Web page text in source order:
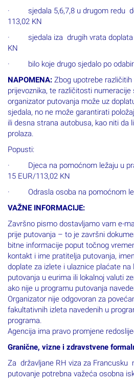
· sjedala 5,6,7,8 u drugom redu
113,02 KN
· sjedala iza drugih vrata doplata
KN
· bilo koje drugo sjedalo po
NAPOMENA: Zbog upotrebe
prijevoznika, te različitosti numeracije
organizator putovanja može uz
sjedala, no ne može garantirati
ili desna strana autobusa, kao niti da
prolaza.
Popusti:
· Djeca na pomoćnom ležaju u
15 EUR/113,02 KN
· Odrasla osoba na pomoćnom
VAŽNE INFORMACIJE:
Završno pismo dostavljamo vam e-
prije putovanja – to je završni
bitne informacije poput točnog
kontakt i ime pratitelja putovanja,
doplate za izlete i ulaznice plaćate
putovanja u eurima ili lokalnoj valuti
ako nije u programu putovanja
Organizator nije odgovoran za
fakultativnih izleta navedenih u
programa.
Agencija ima pravo promjene
Granične, vizne i zdravstvene
Za državljane RH viza za Francusku
putovanje potrebna važeća osobna